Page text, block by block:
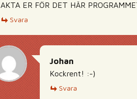
AKTA ER FÖR DET HÄR
Svara
Johan
Kockrent! :-)
Svara